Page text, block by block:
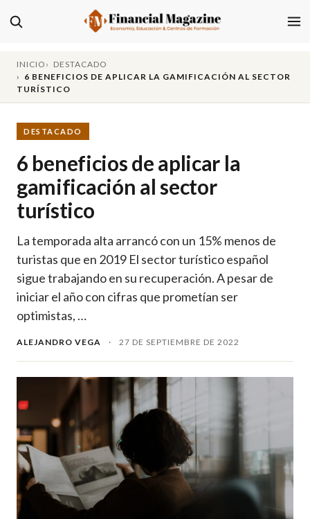
INICIO
DESTACADO
6 BENEFICIOS DE APLICAR LA GAMIFICACIÓN AL SECTOR
TURÍSTICO
DESTACADO
6 beneficios de aplicar la
gamificación al sector
turístico
La temporada alta arrancó con un 15% menos de
turistas que en 2019 El sector turístico español
sigue trabajando en su recuperación. A pesar de
iniciar el año con cifras que prometían ser
optimistas, …
ALEJANDRO VEGA · 27 DE SEPTIEMBRE DE 2022